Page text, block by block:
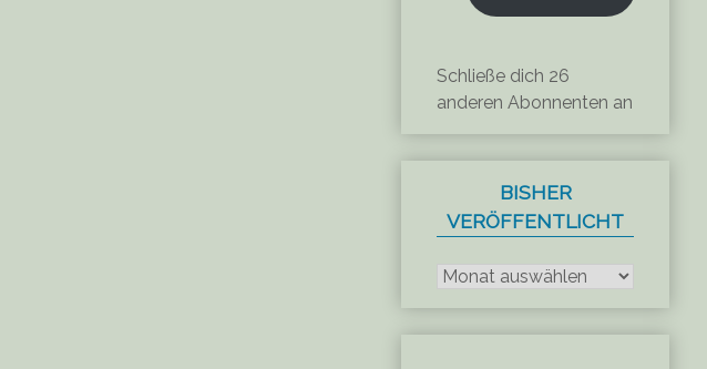
Schließe dich 26
anderen Abonnenten an
BISHER
VERÖFFENTLICHT
veröffentlicht